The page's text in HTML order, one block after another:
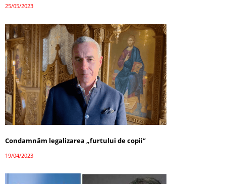
25/05/2023
Condamnăm legalizarea „furtului de copii”
19/04/2023